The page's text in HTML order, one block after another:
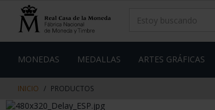
contenido
de
MONEDAS MEDALLAS ARTES GRÁFICAS
INICIO PRODUCTOS